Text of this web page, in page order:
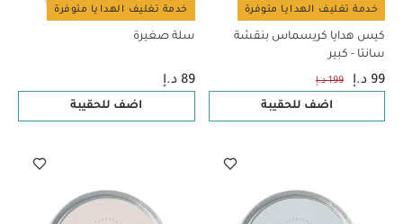
خدمة تغليف الهدايا متوفرة
كيس هدايا كريسماس بنقشة
سانتا - كبير
99 د.إ 199 د.إ
اضف للحقيبة
خدمة تغليف الهدايا متوفرة
سلة صغيرة
89 د.إ
اضف للحقيبة